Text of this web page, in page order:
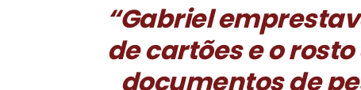
“Gabriel
de cartões e o
documentos de